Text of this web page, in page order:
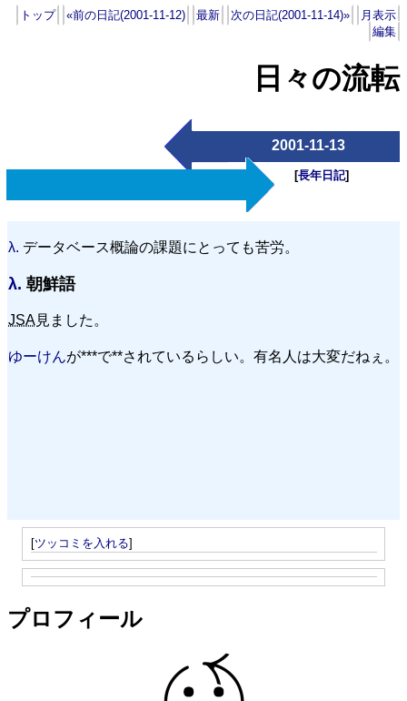
トップ «前の日記(2001-11-12) 最新 次の日記(2001-11-14)»
月表示
編集
日々の流転
2001-11-13
[長年日記]
λ. データベース概論の課題にとっても苦労。
λ. 朝鮮語
JSA見ました。
ゆーけんが***で**されているらしい。有名人は大変だねぇ。
[ツッコミを入れる]
プロフィール